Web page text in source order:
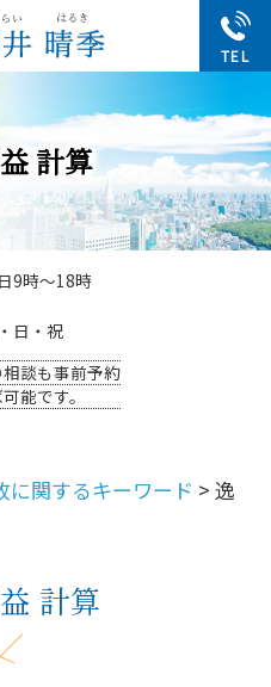
計算
9時～18時
日・祝
談も事前予約
能です。
に関するキーワード > 逸
計算